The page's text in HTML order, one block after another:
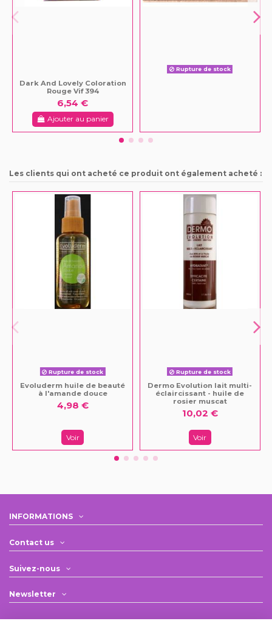
Dark And Lovely Coloration
Rouge Vif 394
6,54 €
Ajouter au panier
Rupture de stock
Les clients qui ont acheté ce produit ont également acheté :
Rupture de stock
Evoluderm huile de beauté
à l'amande douce
4,98 €
Voir
Rupture de stock
Dermo Evolution lait multi-
éclaircissant - huile de
rosier muscat
10,02 €
Voir
INFORMATIONS
Contact us
Suivez-nous
Newsletter